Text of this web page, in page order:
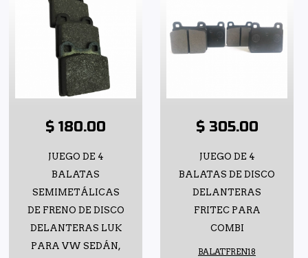
$ 180.00
JUEGO DE 4
BALATAS
SEMIMETÁLICAS
DE FRENO DE DISCO
DELANTERAS LUK
PARA VW SEDÁN,
$ 305.00
JUEGO DE 4
BALATAS DE DISCO
DELANTERAS
FRITEC PARA
COMBI
BALATFREN18